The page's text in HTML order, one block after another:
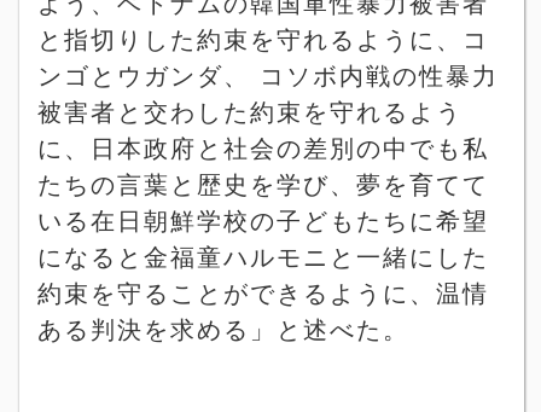
と指切りした約束を守れるように、コ
ンゴとウガンダ、
コソボ内戦の性暴力
被害者と交わした約束を守れるよう
に、日本政府と社会の差別の中でも私
たちの言葉と歴史を学び、夢を育てて
いる在日朝鮮学校の子どもたちに希望
になると金福童ハルモニと一緒にした
約束を守ることができるように、温情
ある判決を求める」と述べた。